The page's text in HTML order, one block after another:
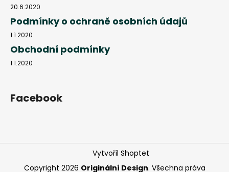
20.6.2020
Podmínky o ochraně osobních údajů
1.1.2020
Obchodní podmínky
1.1.2020
Facebook
Vytvořil Shoptet
Copyright 2026 Originální Design. Všechna práva